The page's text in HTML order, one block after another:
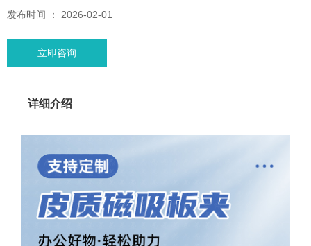
发布时间 ： 2026-02-01
立即咨询
详细介绍